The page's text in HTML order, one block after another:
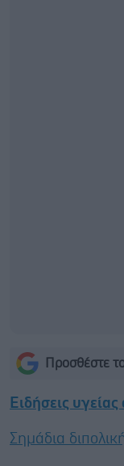
Προσθέστε
Ειδήσεις
Σημάδια